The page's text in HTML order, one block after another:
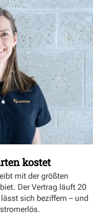
kostet
mit der größten
Der Vertrag läuft 20
sich beziffern – und